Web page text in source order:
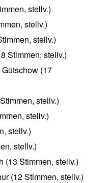
stellv.)
stellv.)
stellv.)
Stimmen, stellv.)
(17
stellv.)
stellv.)
stellv.)
stellv.)
(13 Stimmen, stellv.)
(12 Stimmen, stellv.)